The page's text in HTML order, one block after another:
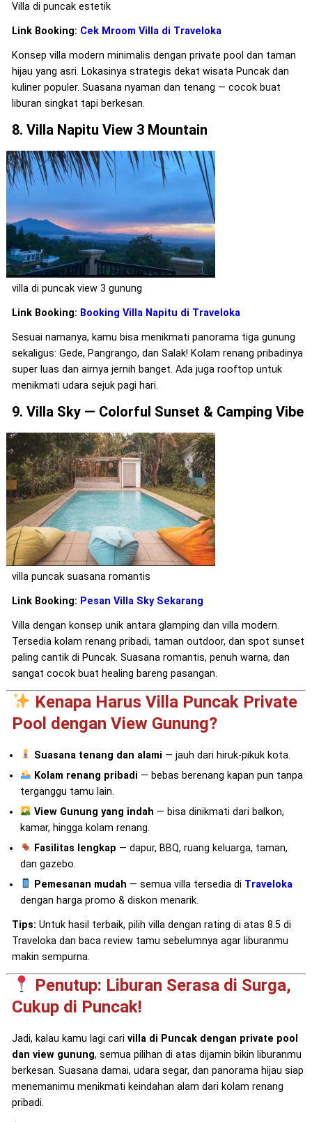
Villa di puncak estetik
Link Booking: Cek Mroom Villa di Traveloka
Konsep villa modern minimalis dengan private pool dan taman
hijau yang asri. Lokasinya strategis dekat wisata Puncak dan
kuliner populer. Suasana nyaman dan tenang — cocok buat
liburan singkat tapi berkesan.
8. Villa Napitu View 3 Mountain
villa di puncak view 3 gunung
Link Booking: Booking Villa Napitu di Traveloka
Sesuai namanya, kamu bisa menikmati panorama tiga gunung
sekaligus: Gede, Pangrango, dan Salak! Kolam renang pribadinya
super luas dan airnya jernih banget. Ada juga rooftop untuk
menikmati udara sejuk pagi hari.
9. Villa Sky — Colorful Sunset & Camping Vibe
villa puncak suasana romantis
Link Booking: Pesan Villa Sky Sekarang
Villa dengan konsep unik antara glamping dan villa modern.
Tersedia kolam renang pribadi, taman outdoor, dan spot sunset
paling cantik di Puncak. Suasana romantis, penuh warna, dan
sangat cocok buat healing bareng pasangan.
Kenapa Harus Villa Puncak Private
Pool dengan View Gunung?
Suasana tenang dan alami — jauh dari hiruk-pikuk kota.
Kolam renang pribadi — bebas berenang kapan pun tanpa
terganggu tamu lain.
View Gunung yang indah — bisa dinikmati dari balkon,
kamar, hingga kolam renang.
Fasilitas lengkap — dapur, BBQ, ruang keluarga, taman,
dan gazebo.
Pemesanan mudah — semua villa tersedia di Traveloka
dengan harga promo & diskon menarik.
Tips: Untuk hasil terbaik, pilih villa dengan rating di atas 8.5 di
Traveloka dan baca review tamu sebelumnya agar liburanmu
makin sempurna.
Penutup: Liburan Serasa di Surga,
Cukup di Puncak!
Jadi, kalau kamu lagi cari villa di Puncak dengan private pool
dan view gunung, semua pilihan di atas dijamin bikin liburanmu
berkesan. Suasana damai, udara segar, dan panorama hijau siap
menemanimu menikmati keindahan alam dari kolam renang
pribadi.